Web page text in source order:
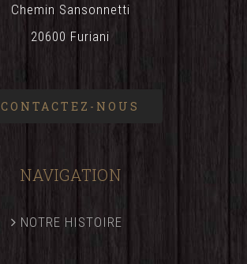
Chemin Sansonnetti
20600 Furiani
CONTACTEZ-NOUS
NAVIGATION
NOTRE HISTOIRE